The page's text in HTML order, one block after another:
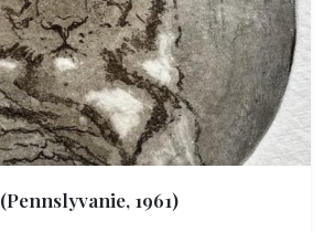
(Pennslyvanie, 1961)